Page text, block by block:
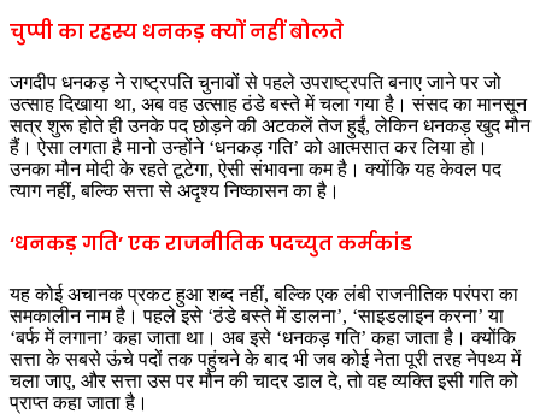
चुप्पी का रहस्य धनकड़ क्यों नहीं बोलते
जगदीप धनकड़ ने राष्ट्रपति चुनावों से पहले उपराष्ट्रपति बनाए जाने पर जो
उत्साह दिखाया था, अब वह उत्साह ठंडे बस्ते में चला गया है। संसद का मानसून
सत्र शुरू होते ही उनके पद छोड़ने की अटकलें तेज हुईं, लेकिन धनकड़ खुद मौन
हैं। ऐसा लगता है मानो उन्होंने ‘धनकड़ गति’ को आत्मसात कर लिया हो।
उनका मौन मोदी के रहते टूटेगा, ऐसी संभावना कम है। क्योंकि यह केवल पद
त्याग नहीं, बल्कि सत्ता से अदृश्य निष्कासन का है।
‘धनकड़ गति’ एक राजनीतिक पदच्युत कर्मकांड
यह कोई अचानक प्रकट हुआ शब्द नहीं, बल्कि एक लंबी राजनीतिक परंपरा का
समकालीन नाम है। पहले इसे ‘ठंडे बस्ते में डालना’, ‘साइडलाइन करना’ या
‘बर्फ में लगाना’ कहा जाता था। अब इसे ‘धनकड़ गति’ कहा जाता है। क्योंकि
सत्ता के सबसे ऊंचे पदों तक पहुंचने के बाद भी जब कोई नेता पूरी तरह नेपथ्य में
चला जाए, और सत्ता उस पर मौन की चादर डाल दे, तो वह व्यक्ति इसी गति को
प्राप्त कहा जाता है।